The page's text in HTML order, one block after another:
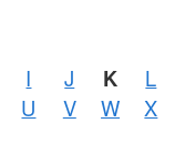
I J K
L
U V W
X